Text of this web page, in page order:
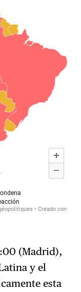
(Madrid),
y el
esta